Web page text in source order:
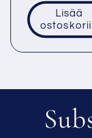
Lisää